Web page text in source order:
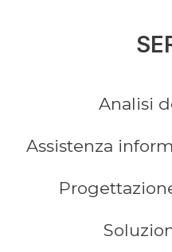
Analisi
Assistenza